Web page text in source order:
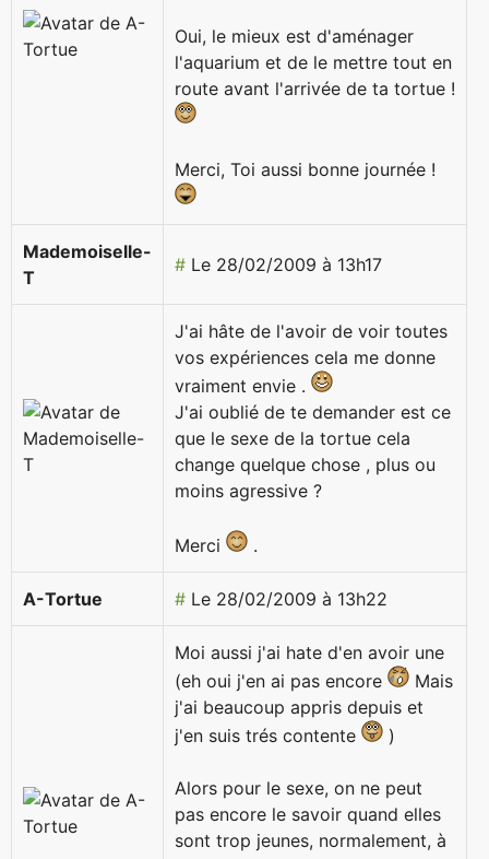
Oui, le mieux est d'aménager
l'aquarium et de le mettre tout en
route avant l'arrivée de ta tortue !
Merci, Toi aussi bonne journée !
Mademoiselle-
T
# Le 28/02/2009 à 13h17
J'ai hâte de l'avoir de voir toutes
vos expériences cela me donne
vraiment envie .
J'ai oublié de te demander est ce
que le sexe de la tortue cela
change quelque chose , plus ou
moins agressive ?
Merci .
A-Tortue # Le 28/02/2009 à 13h22
Moi aussi j'ai hate d'en avoir une
(eh oui j'en ai pas encore
Mais
j'ai beaucoup appris depuis et
j'en suis trés contente
)
Alors pour le sexe, on ne peut
pas encore le savoir quand elles
sont trop jeunes, normalement, à